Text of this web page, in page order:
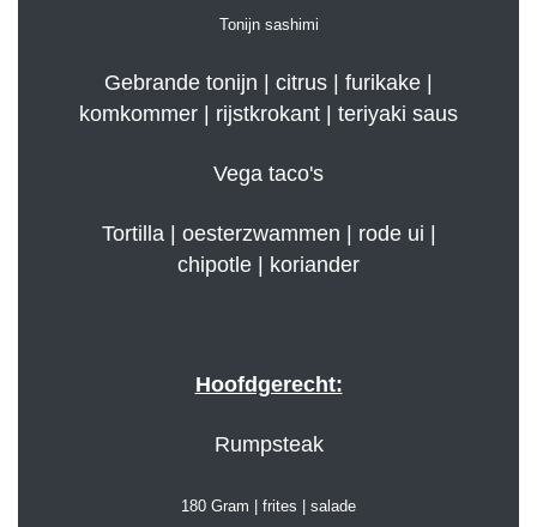
Tonijn sashimi
Gebrande tonijn | citrus | furikake |
komkommer | rijstkrokant | teriyaki saus
Vega taco's
Tortilla | oesterzwammen | rode ui |
chipotle | koriander
Hoofdgerecht:
Rumpsteak
180 Gram | frites | salade